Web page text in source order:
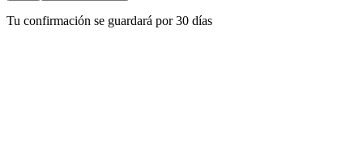
Tu confirmación se guardará por 30 días